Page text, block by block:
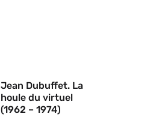
Jean Dubuffet. La
houle du virtuel
(1962 – 1974)